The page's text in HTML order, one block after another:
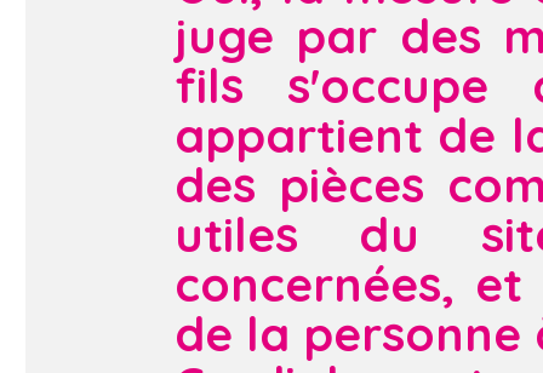
juge par des
fils s'occupe
appartient de
des pièces
utiles du
concernées,
de la personne